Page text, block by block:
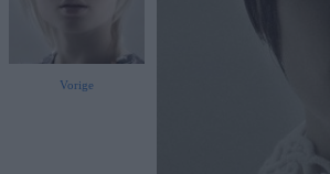
Vorige